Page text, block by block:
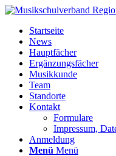
Startseite
News
Hauptfächer
Ergänzungsfächer
Musikkunde
Team
Standorte
Kontakt
Formulare
Impressum,
Anmeldung
Menü Menü